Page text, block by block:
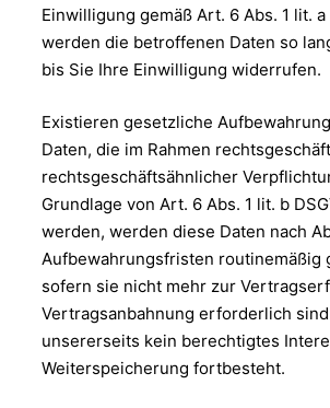
Einwilligung gemäß Art. 6 Abs. 1 lit. a
werden die betroffenen Daten so
bis Sie Ihre Einwilligung widerrufen.
Existieren gesetzliche
Daten, die im Rahmen
rechtsgeschäftsähnlicher
Grundlage von Art. 6 Abs. 1 lit. b
werden, werden diese Daten nach
Aufbewahrungsfristen routinemäßig
sofern sie nicht mehr zur
Vertragsanbahnung erforderlich
unsererseits kein berechtigtes
Weiterspeicherung fortbesteht.